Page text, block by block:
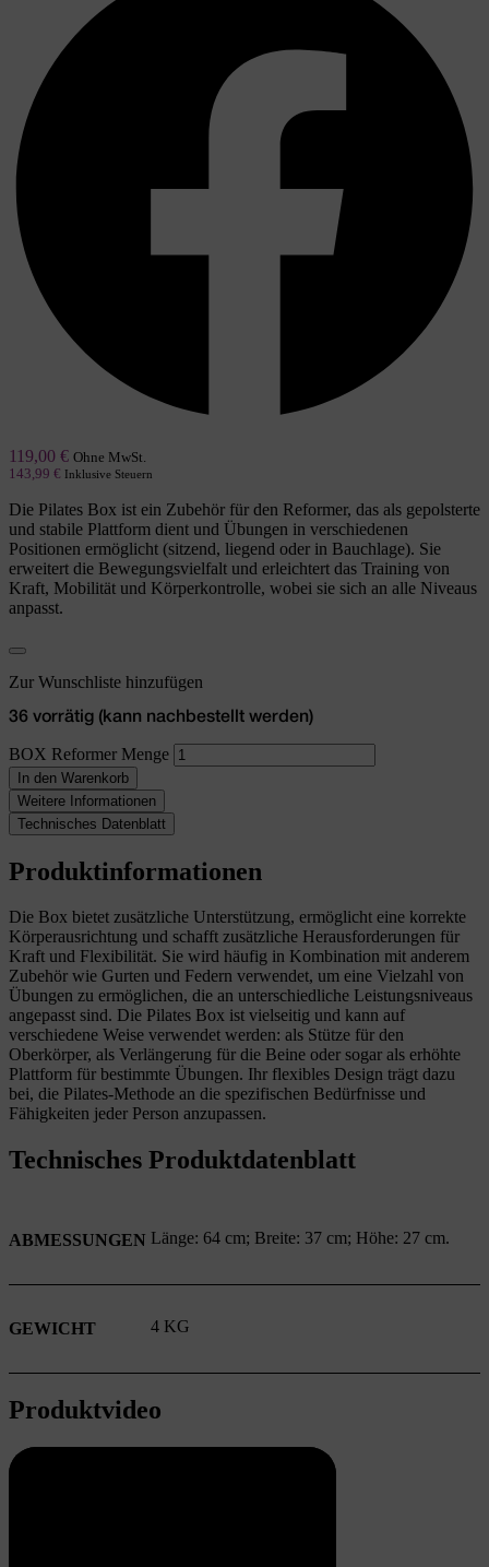
119,00 € Ohne MwSt.
143,99 € Inklusive Steuern
Die Pilates Box ist ein Zubehör für den Reformer, das als gepolsterte
und stabile Plattform dient und Übungen in verschiedenen
Positionen ermöglicht (sitzend, liegend oder in Bauchlage). Sie
erweitert die Bewegungsvielfalt und erleichtert das Training von
Kraft, Mobilität und Körperkontrolle, wobei sie sich an alle Niveaus
anpasst.
Zur Wunschliste hinzufügen
36 vorrätig (kann nachbestellt werden)
BOX Reformer Menge
In den Warenkorb
Weitere Informationen
Technisches Datenblatt
Produktinformationen
Die Box bietet zusätzliche Unterstützung, ermöglicht eine korrekte
Körperausrichtung und schafft zusätzliche Herausforderungen für
Kraft und Flexibilität. Sie wird häufig in Kombination mit anderem
Zubehör wie Gurten und Federn verwendet, um eine Vielzahl von
Übungen zu ermöglichen, die an unterschiedliche Leistungsniveaus
angepasst sind. Die Pilates Box ist vielseitig und kann auf
verschiedene Weise verwendet werden: als Stütze für den
Oberkörper, als Verlängerung für die Beine oder sogar als erhöhte
Plattform für bestimmte Übungen. Ihr flexibles Design trägt dazu
bei, die Pilates-Methode an die spezifischen Bedürfnisse und
Fähigkeiten jeder Person anzupassen.
Technisches Produktdatenblatt
ABMESSUNGEN Länge: 64 cm; Breite: 37 cm; Höhe: 27 cm.
GEWICHT 4 KG
Produktvideo